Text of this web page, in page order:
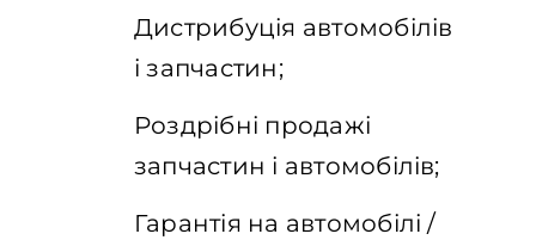
Дистрибуція автомобілів
і запчастин;
Роздрібні продажі
запчастин і автомобілів;
Гарантія на автомобілі /